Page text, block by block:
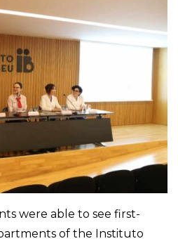
were able to see first-
of the Instituto